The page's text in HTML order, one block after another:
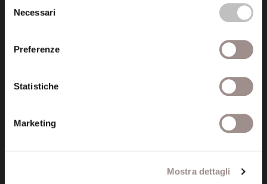
delNecessari
Preferenze
Statistiche
Marketing
Mostra dettagli
fondazionecollegiosancarlo@legalmail.it